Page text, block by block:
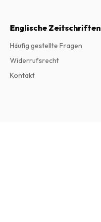
Englische Zeitschriften
Häufig gestellte Fragen
Widerrufsrecht
Kontakt